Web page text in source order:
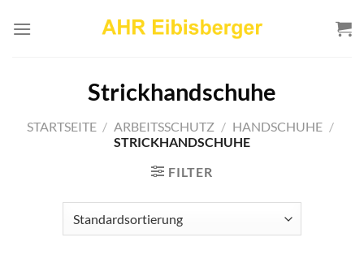
Inhalt
Strickhandschuhe
STARTSEITE / ARBEITSSCHUTZ / HANDSCHUHE /
STRICKHANDSCHUHE
FILTER